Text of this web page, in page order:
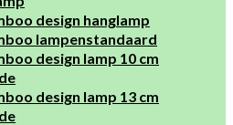
design hanglamp
lampenstandaard
design lamp 10 cm
design lamp 13 cm